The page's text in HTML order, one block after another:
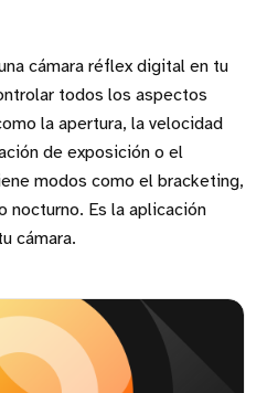
cámara réflex digital en tu
todos los aspectos
la apertura, la velocidad
de exposición o el
modos como el bracketing,
nocturno. Es la aplicación
cámara.